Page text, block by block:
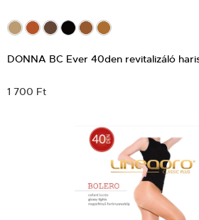
DONNA BC Ever 40den revitalizáló
1 700 Ft